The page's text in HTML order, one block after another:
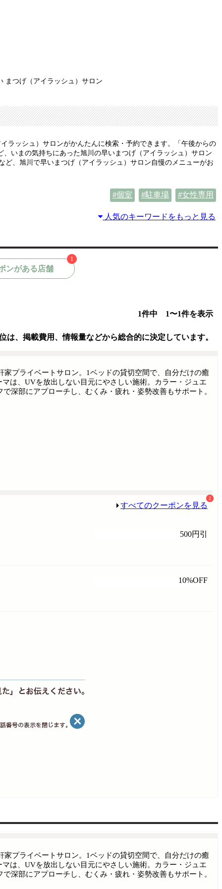
まつげ（アイラッシュ）サロン
ラッシュ）サロンがかんたんに検索・予約できます。「午後からの
いまの気持ちにあった旭川の早いまつげ（アイラッシュ）サロン
、旭川で早いまつげ（アイラッシュ）サロン自慢のメニューがお
個室 駐車場 女性専用
人気のキーワードをもっと見る
ンがある店舗
1
1件中 1〜1件を表示
は、掲載費用、情報量などから総合的に決定しています。
プライベートサロン。1ベッドの貸切空間で、自分だけの癒
は、UVを放出しない目元にやさしい施術。カラー・ジュエ
深部にアプローチし、むくみ・疲れ・姿勢改善もサポート。
すべてのクーポンを見る
2
500円引
10%OFF
プライベートサロン。1ベッドの貸切空間で、自分だけの癒
は、UVを放出しない目元にやさしい施術。カラー・ジュエ
深部にアプローチし、むくみ・疲れ・姿勢改善もサポート。